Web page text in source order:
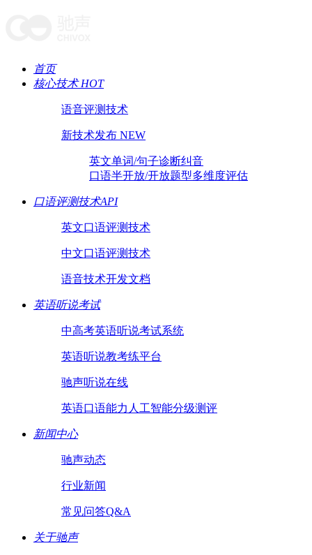
首页
核心技术 HOT
语音评测技术
新技术发布 NEW
英文单词/句子诊断纠音
口语半开放/开放题型多维度评估
口语评测技术API
英文口语评测技术
中文口语评测技术
语音技术开发文档
英语听说考试
中高考英语听说考试系统
英语听说教考练平台
驰声听说在线
英语口语能力人工智能分级测评
新闻中心
驰声动态
行业新闻
常见问答Q&A
关于驰声